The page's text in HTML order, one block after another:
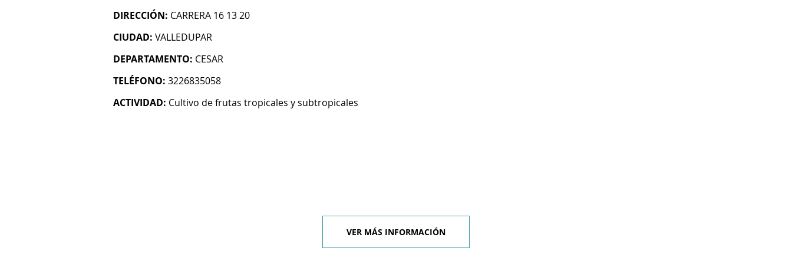
DIRECCIÓN: CARRERA 16 13 20
CIUDAD: VALLEDUPAR
DEPARTAMENTO: CESAR
TELÉFONO: 3226835058
ACTIVIDAD: Cultivo de frutas tropicales y subtropicales
VER MÁS INFORMACIÓN